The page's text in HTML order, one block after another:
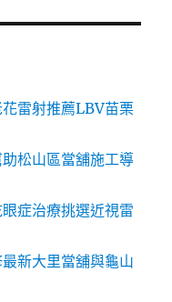
雷射推薦LBV苗栗
松山區當舖施工導
症治療挑選近視雷
新大里當舖與龜山